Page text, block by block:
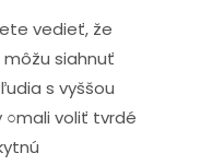
vedieť, že
siahnuť
s vyššou
voliť tvrdé